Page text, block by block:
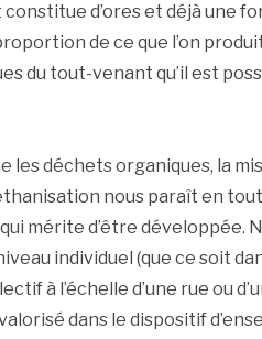
d’ores et déjà une
de ce que l’on
du tout-venant qu’il est
les déchets organiques, la
nous paraît en
mérite d’être développée.
individuel (que ce soit
à l’échelle d’une rue ou
dans le dispositif